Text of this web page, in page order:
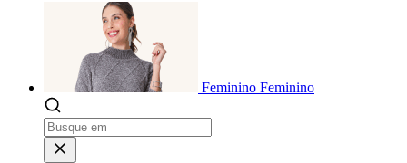
Feminino Feminino